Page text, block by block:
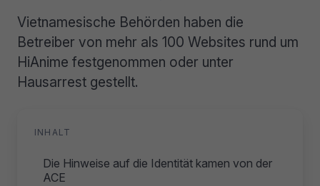
Vietnamesische Behörden haben die
Betreiber von mehr als 100 Websites rund um
HiAnime festgenommen oder unter
Hausarrest gestellt.
INHALT
Die Hinweise auf die Identität kamen von der
ACE